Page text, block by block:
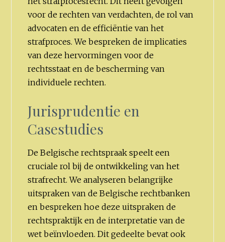
voor de rechten van verdachten, de rol van
advocaten en de efficiëntie van het
strafproces. We bespreken de implicaties
van deze hervormingen voor de
rechtsstaat en de bescherming van
individuele rechten.
Jurisprudentie en
Casestudies
De Belgische rechtspraak speelt een
cruciale rol bij de ontwikkeling van het
strafrecht. We analyseren belangrijke
uitspraken van de Belgische rechtbanken
en bespreken hoe deze uitspraken de
rechtspraktijk en de interpretatie van de
wet beïnvloeden. Dit gedeelte bevat ook